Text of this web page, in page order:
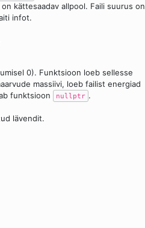
kättesaadav allpool. Faili suurus on
infot.
0). Funktsioon loeb sellesse
massiivi, loeb failist energiad
funktsioon
nullptr .
lävendit.